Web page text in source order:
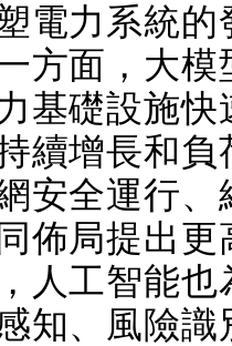
電力系統的
方面，大模
基礎設施快
續增長和負
安全運行、
佈局提出更
人工智能也
知、風險識